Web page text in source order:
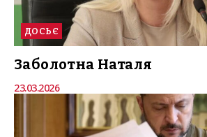
ДОСЬЄ
Заболотна Наталя
23.03.2026